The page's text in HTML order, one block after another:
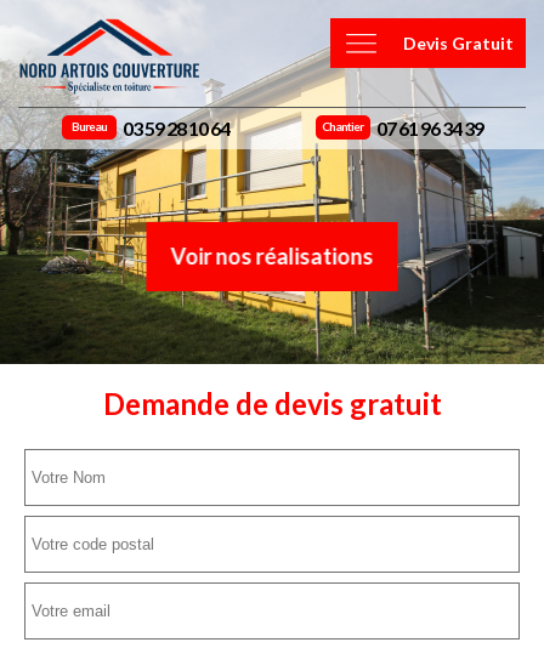
Devis Gratuit
Bureau 03 59 28 10 64 Chantier 07 61 96 34 39
Voir nos réalisations
Demande de devis gratuit